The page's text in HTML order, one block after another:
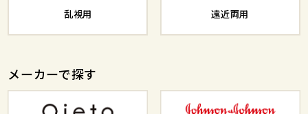
乱視用 遠近両用
メーカーで探す